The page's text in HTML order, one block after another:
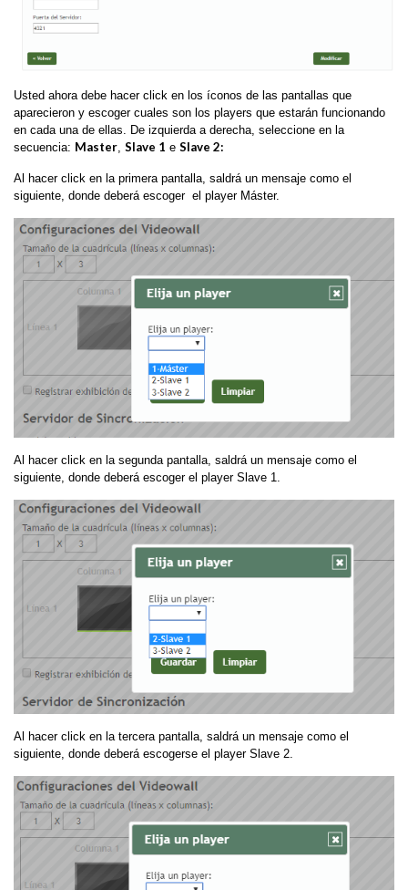
Usted ahora debe hacer click en los íconos de las pantallas que
aparecieron y escoger cuales son los players que estarán funcionando
en cada una de ellas. De izquierda a derecha, seleccione en la
secuencia: Master, Slave 1 e Slave 2:
Al hacer click en la primera pantalla, saldrá un mensaje como el
siguiente, donde deberá escoger el player Máster.
Al hacer click en la segunda pantalla, saldrá un mensaje como el
siguiente, donde deberá escoger el player Slave 1.
Al hacer click en la tercera pantalla, saldrá un mensaje como el
siguiente, donde deberá escogerse el player Slave 2.